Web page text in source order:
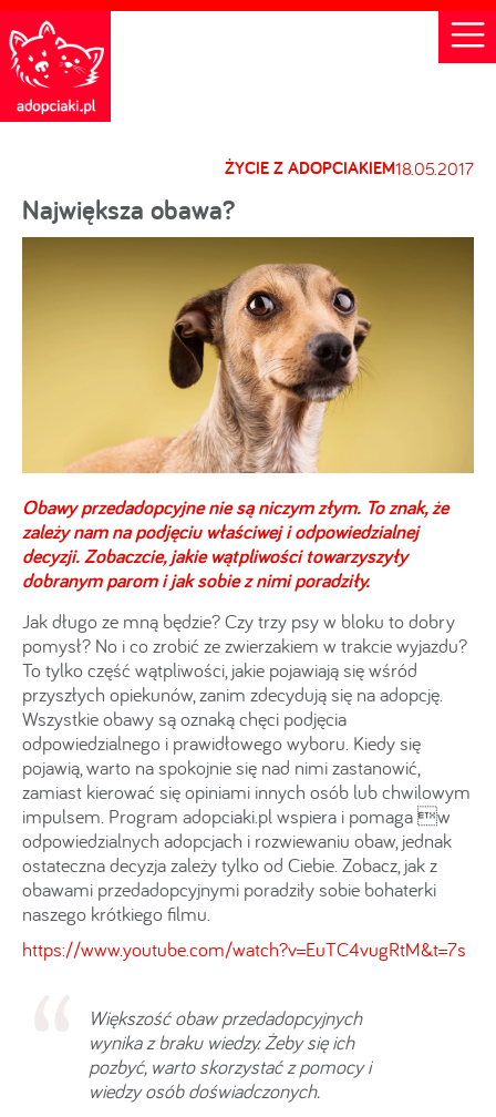
ŻYCIE Z ADOPCIAKIEM18.05.2017
Największa obawa?
Obawy przedadopcyjne nie są niczym złym. To znak, że
zależy nam na podjęciu właściwej i odpowiedzialnej
decyzji. Zobaczcie, jakie wątpliwości towarzyszyły
dobranym parom i jak sobie z nimi poradziły.
Jak długo ze mną będzie? Czy trzy psy w bloku to dobry
pomysł? No i co zrobić ze zwierzakiem w trakcie wyjazdu?
To tylko część wątpliwości, jakie pojawiają się wśród
przyszłych opiekunów, zanim zdecydują się na adopcję.
Wszystkie obawy są oznaką chęci podjęcia
odpowiedzialnego i prawidłowego wyboru. Kiedy się
pojawią, warto na spokojnie się nad nimi zastanowić,
zamiast kierować się opiniami innych osób lub chwilowym
impulsem. Program adopciaki.pl wspiera i pomaga w
odpowiedzialnych adopcjach i rozwiewaniu obaw, jednak
ostateczna decyzja zależy tylko od Ciebie. Zobacz, jak z
obawami przedadopcyjnymi poradziły sobie bohaterki
naszego krótkiego filmu.
https://www.youtube.com/watch?v=EuTC4vugRtM&t=7s
Większość obaw przedadopcyjnych
wynika z braku wiedzy. Żeby się ich
pozbyć, warto skorzystać z pomocy i
wiedzy osób doświadczonych.